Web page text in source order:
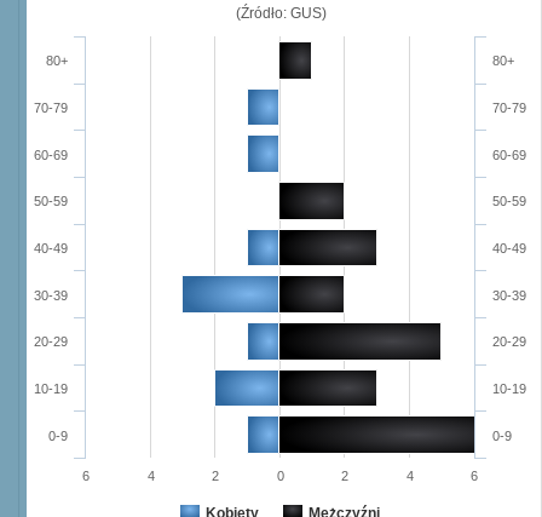
(Źródło: GUS)
Kobiety Mężczyźni
0-9
10-19
20-29
30-39
40-49
50-59
60-69
70-79
80+
0-9
10-19
20-29
30-39
40-49
50-59
60-69
70-79
80+
6 4 2 0 2 4 6